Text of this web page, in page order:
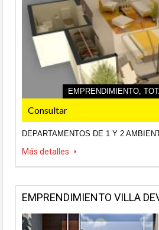
EMPRENDIMIENTO,
Consultar
DEPARTAMENTOS DE 1 Y 2
Más detalles
EMPRENDIMIENTO VILLA